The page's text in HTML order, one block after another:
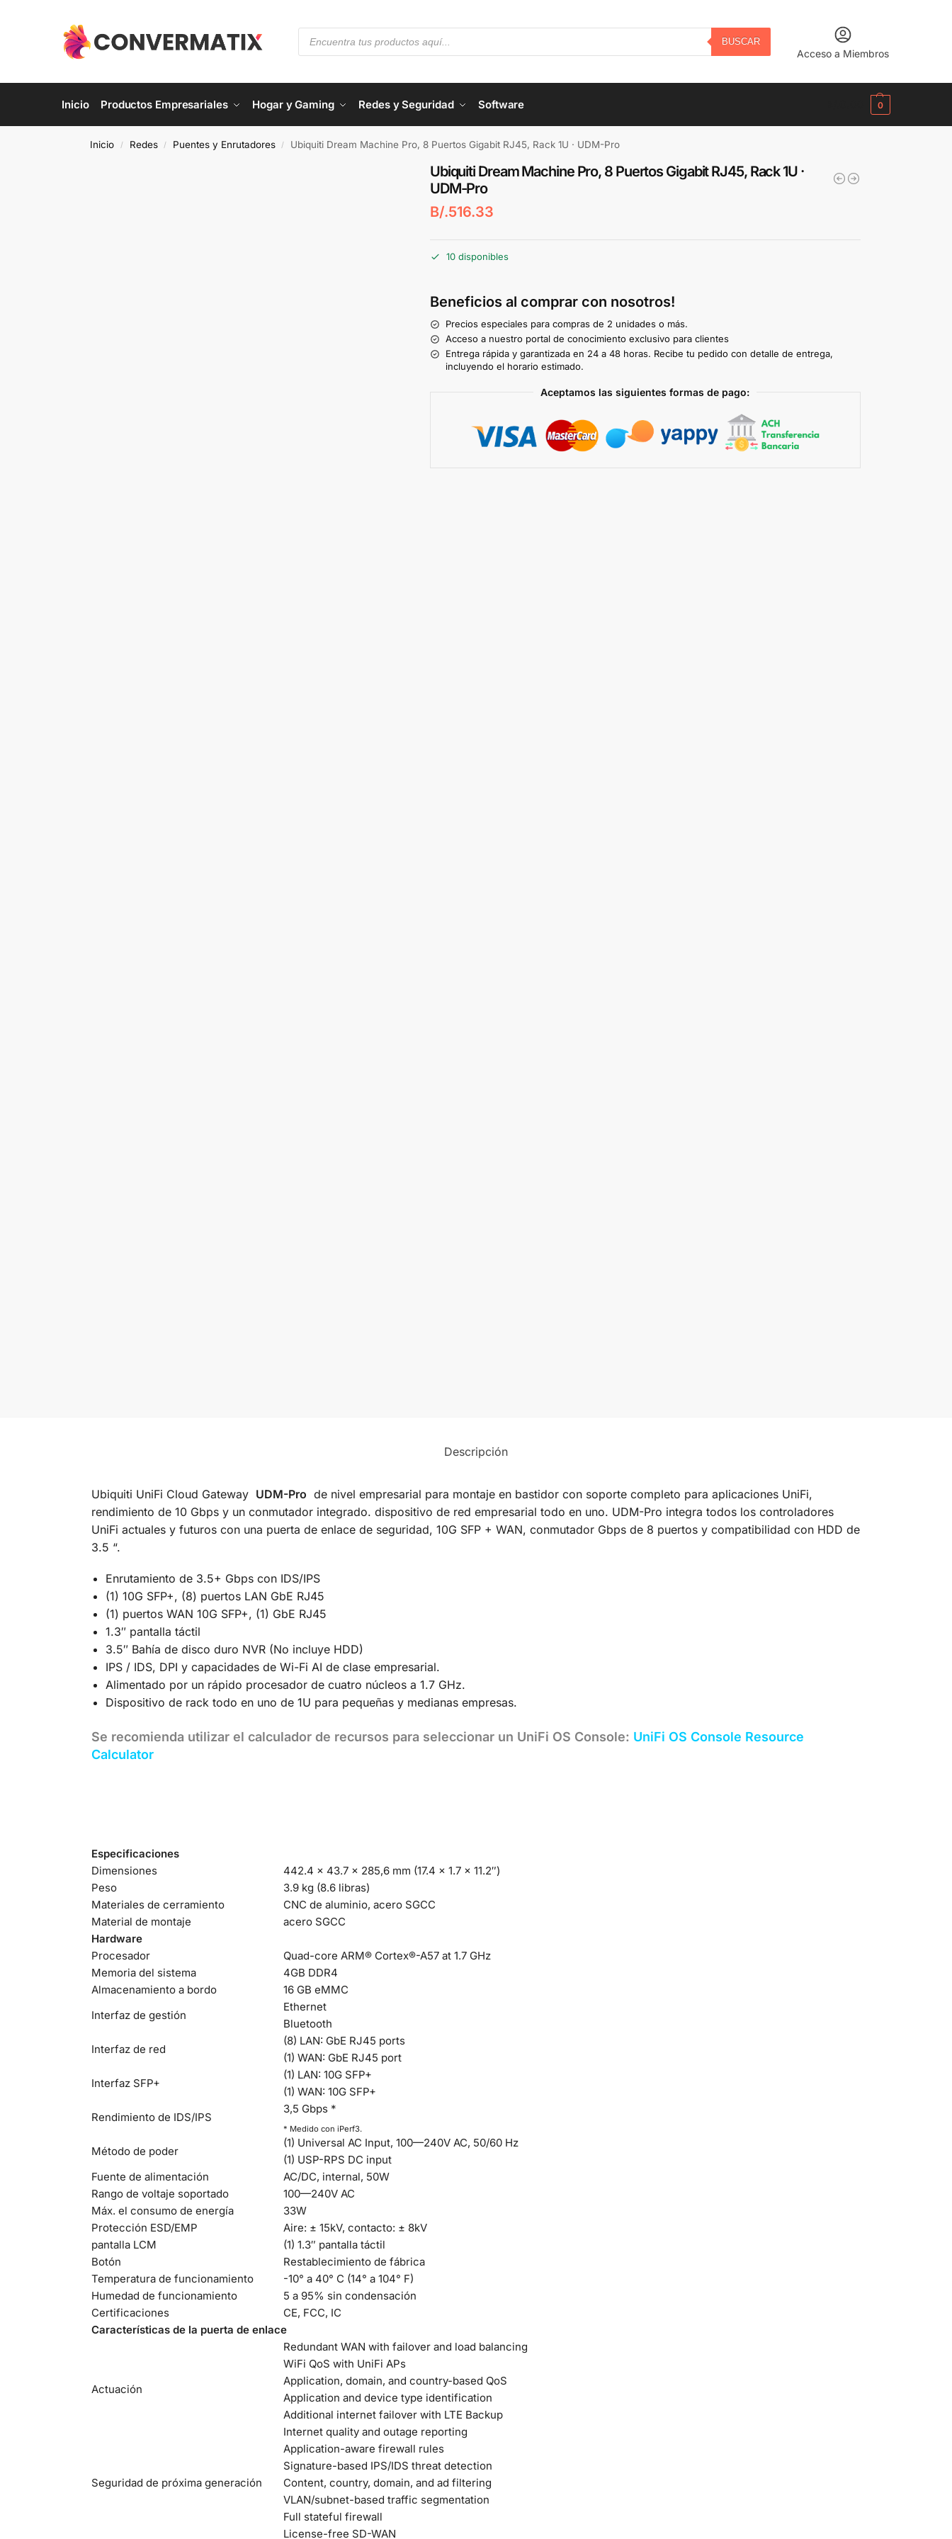
BUSCAR
Acceso a Miembros
Inicio Productos Empresariales Hogar y Gaming Redes y Seguridad Software 0
Inicio / Redes / Puentes y Enrutadores / Ubiquiti Dream Machine Pro, 8 Puertos Gigabit RJ45, Rack 1U · UDM-Pro
Ubiquiti Dream Machine Pro, 8 Puertos Gigabit RJ45, Rack 1U ·
UDM-Pro
B/.516.33
10 disponibles
Beneficios al comprar con nosotros!
Precios especiales para compras de 2 unidades o más.
Acceso a nuestro portal de conocimiento exclusivo para clientes
Entrega rápida y garantizada en 24 a 48 horas. Recibe tu pedido con detalle de entrega,
incluyendo el horario estimado.
Aceptamos las siguientes formas de pago:
Descripción
Ubiquiti UniFi Cloud Gateway UDM-Pro de nivel empresarial para montaje en bastidor con soporte completo para aplicaciones UniFi,
rendimiento de 10 Gbps y un conmutador integrado. dispositivo de red empresarial todo en uno. UDM-Pro integra todos los controladores
UniFi actuales y futuros con una puerta de enlace de seguridad, 10G SFP + WAN, conmutador Gbps de 8 puertos y compatibilidad con HDD de
3.5 “.
Enrutamiento de 3.5+ Gbps con IDS/IPS
(1) 10G SFP+, (8) puertos LAN GbE RJ45
(1) puertos WAN 10G SFP+, (1) GbE RJ45
1.3″ pantalla táctil
3.5″ Bahía de disco duro NVR (No incluye HDD)
IPS / IDS, DPI y capacidades de Wi-Fi AI de clase empresarial.
Alimentado por un rápido procesador de cuatro núcleos a 1.7 GHz.
Dispositivo de rack todo en uno de 1U para pequeñas y medianas empresas.
Se recomienda utilizar el calculador de recursos para seleccionar un UniFi OS Console: UniFi OS Console Resource
Calculator
Especificaciones
Dimensiones
442.4 x 43.7 x 285,6 mm (17.4 x 1.7 x 11.2″)
Peso
3.9 kg (8.6 libras)
Materiales de cerramiento
CNC de aluminio, acero SGCC
Material de montaje
acero SGCC
Hardware
Procesador
Quad-core ARM® Cortex®-A57 at 1.7 GHz
Memoria del sistema
4GB DDR4
Almacenamiento a bordo
16 GB eMMC
Interfaz de gestión
Ethernet
Bluetooth
Interfaz de red
(8) LAN: GbE RJ45 ports
(1) WAN: GbE RJ45 port
Interfaz SFP+
(1) LAN: 10G SFP+
(1) WAN: 10G SFP+
Rendimiento de IDS/IPS
3,5 Gbps *
* Medido con iPerf3.
Método de poder
(1) Universal AC Input, 100—240V AC, 50/60 Hz
(1) USP-RPS DC input
Fuente de alimentación
AC/DC, internal, 50W
Rango de voltaje soportado
100—240V AC
Máx. el consumo de energía
33W
Protección ESD/EMP
Aire: ± 15kV, contacto: ± 8kV
pantalla LCM
(1) 1.3″ pantalla táctil
Botón
Restablecimiento de fábrica
Temperatura de funcionamiento
-10° a 40° C (14° a 104° F)
Humedad de funcionamiento
5 a 95% sin condensación
Certificaciones
CE, FCC, IC
Características de la puerta de enlace
Actuación
Redundant WAN with failover and load balancing
WiFi QoS with UniFi APs
Application, domain, and country-based QoS
Application and device type identification
Additional internet failover with LTE Backup
Internet quality and outage reporting
Seguridad de próxima generación
Application-aware firewall rules
Signature-based IPS/IDS threat detection
Content, country, domain, and ad filtering
VLAN/subnet-based traffic segmentation
Full stateful firewall
License-free SD-WAN